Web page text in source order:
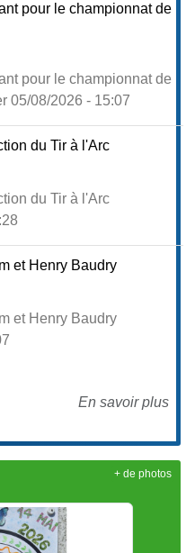
pour le championnat de
pour le championnat de
05/08/2026 - 15:07
du Tir à l'Arc
du Tir à l'Arc
et Henry Baudry
et Henry Baudry
En savoir plus
+ de photos